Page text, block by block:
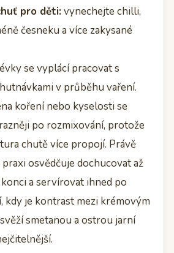
pro děti:vynechejte chilli,
česneku a více zakysané
se vyplácí pracovat s
v průběhu vaření.
koření nebo kyselosti se
po rozmixování, protože
chutě více propojí. Právě
osvědčuje dochucovat až
konci a servírovat ihned po
kdy je kontrast mezi krémovým
smetanou a ostrou jarní